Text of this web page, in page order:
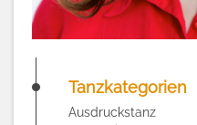
Tanzkategorien
Ausdruckstanz